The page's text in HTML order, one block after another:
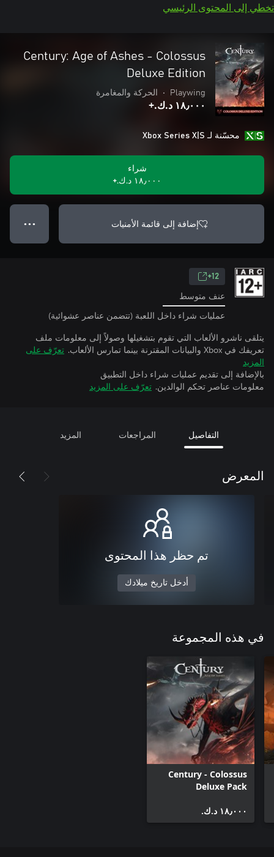
تخطي إلى المحتوى الرئيسي
Century: Age of Ashes - Colossus
Deluxe Edition
Playwing
• الحركة والمغامرة
١٨٫٠٠٠ د.ك.‏+
محسّنة لـ Xbox Series X|S
شراء
١٨٫٠٠٠ د.ك.‏+
إضافة إلى قائمة الأمنيات ● ● ●
12+
عنف متوسط
عمليات شراء داخل اللعبة (تتضمن عناصر عشوائية)
يتلقى ناشرو الألعاب التي تقوم بتشغيلها وصولاً إلى معلومات ملف
تعريفك في Xbox والبيانات المقترنة بينما تمارس الألعاب.
تعرّف على
المزيد
بالإضافة إلى تقديم عمليات شراء داخل التطبيق
معلومات عناصر تحكم الوالدين. تعرّف على المزيد
التفاصيل المراجعات المزيد
المعرض
تم حظر هذا المحتوى
أدخل تاريخ ميلادك
في هذه المجموعة
Century - Colossus
Deluxe Pack
١٨٫٠٠٠ د.ك.‏